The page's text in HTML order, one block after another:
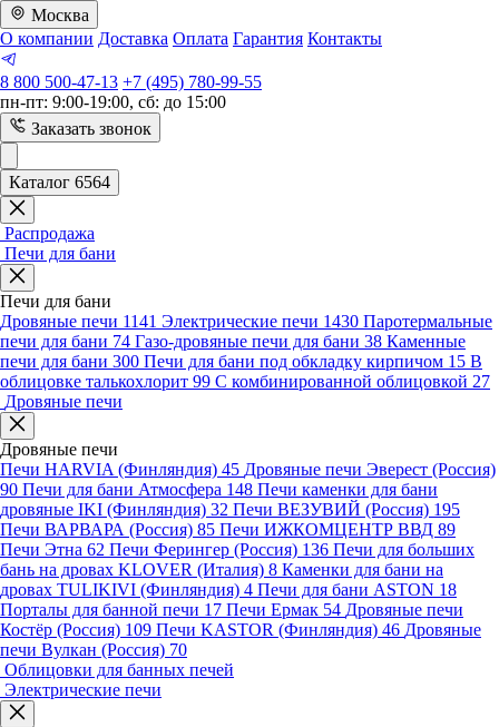
Москва
О компании Доставка Оплата Гарантия Контакты
8 800 500-47-13 +7 (495) 780-99-55
пн-пт: 9:00-19:00, сб: до 15:00
Заказать звонок
Каталог 6564
Распродажа
Печи для бани
Печи для бани
Дровяные печи 1141 Электрические печи 1430 Паротермальные
печи для бани 74 Газо-дровяные печи для бани 38 Каменные
печи для бани 300 Печи для бани под обкладку кирпичом 15 В
облицовке талькохлорит 99 С комбинированной облицовкой 27
Дровяные печи
Дровяные печи
Печи HARVIA (Финляндия) 45 Дровяные печи Эверест (Россия)
90 Печи для бани Атмосфера 148 Печи каменки для бани
дровяные IKI (Финляндия) 32 Печи ВЕЗУВИЙ (Россия) 195
Печи ВАРВАРА (Россия) 85 Печи ИЖКОМЦЕНТР ВВД 89
Печи Этна 62 Печи Ферингер (Россия) 136 Печи для больших
бань на дровах KLOVER (Италия) 8 Каменки для бани на
дровах TULIKIVI (Финляндия) 4 Печи для бани ASTON 18
Порталы для банной печи 17 Печи Ермак 54 Дровяные печи
Костёр (Россия) 109 Печи KASTOR (Финляндия) 46 Дровяные
печи Вулкан (Россия) 70
Облицовки для банных печей
Электрические печи